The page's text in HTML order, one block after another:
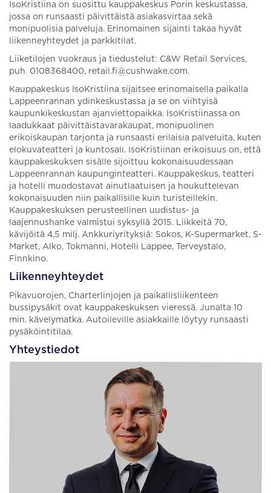
IsoKristiina on suosittu kauppakeskus Porin keskustassa,
jossa on runsaasti päivittäistä asiakasvirtaa sekä
monipuolisia palveluja. Erinomainen sijainti takaa hyvät
liikenneyhteydet ja parkkitilat.
Liiketilojen vuokraus ja tiedustelut: C&W Retail Services,
puh. 0108368400, retail.fi@cushwake.com.
Kauppakeskus IsoKristiina sijaitsee erinomaisella paikalla
Lappeenrannan ydinkeskustassa ja se on viihtyisä
kaupunkikeskustan ajanviettopaikka. IsoKristiinassa on
laadukkaat päivittäistavarakaupat, monipuolinen
erikoiskaupan tarjonta ja runsaasti erilaisia palveluita, kuten
elokuvateatteri ja kuntosali. IsoKristiinan erikoisuus on, että
kauppakeskuksen sisälle sijoittuu kokonaisuudessaan
Lappeenrannan kaupunginteatteri. Kauppakeskus, teatteri
ja hotelli muodostavat ainutlaatuisen ja houkuttelevan
kokonaisuuden niin paikallisille kuin turisteillekin.
Kauppakeskuksen perusteellinen uudistus- ja
laajennushanke valmistui syksyllä 2015. Liikkeitä 70,
kävijöitä 4,5 milj. Ankkuriyrityksiä: Sokos, K-Supermarket, S-
Market, Alko, Tokmanni, Hotelli Lappee, Terveystalo,
Finnkino.
Liikenneyhteydet
Pikavuorojen, Charterlinjojen ja paikallisliikenteen
bussipysäkit ovat kauppakeskuksen vieressä. Junalta 10
min. kävelymatka. Autoileville asiakkaille löytyy runsaasti
pysäköintitilaa.
Yhteystiedot